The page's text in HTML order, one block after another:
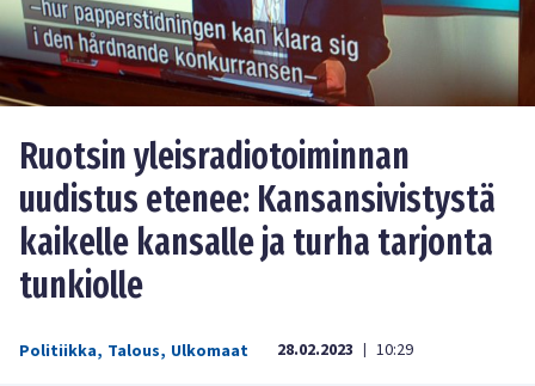
Ruotsin yleisradiotoiminnan
uudistus etenee: Kansansivistystä
kaikelle kansalle ja turha tarjonta
tunkiolle
Politiikka, Talous, Ulkomaat 28.02.2023 | 10:29